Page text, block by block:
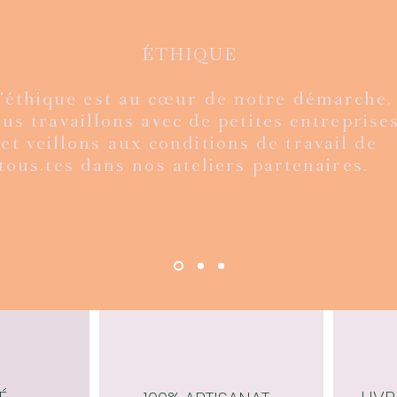
kantha
Aperçu rapide
Veste Rani - vintage kantha
fourure et bagru
Prix
180,00 €
Veste
limitée Aperçu rapide
Mexico velvet - édition limitée
Prix
160,00 €
ÉTHIQUE
est au cœur de notre démarche.
travaillons avec de petites
et veillons aux conditions de travail de
tous.tes dans nos ateliers partenaires.